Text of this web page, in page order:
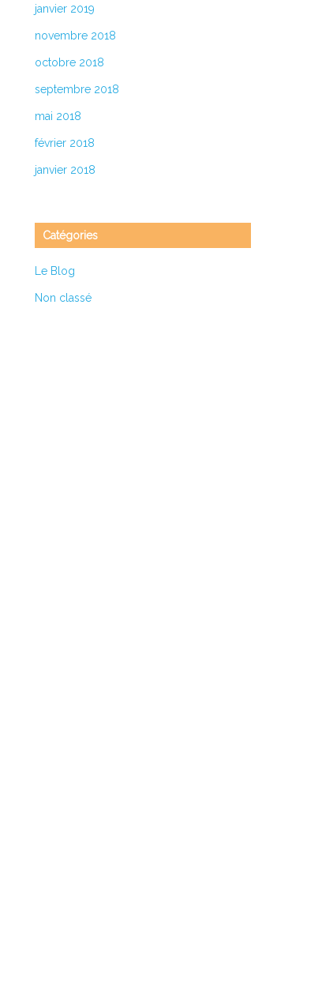
janvier 2019
novembre 2018
octobre 2018
septembre 2018
mai 2018
février 2018
janvier 2018
Catégories
Le Blog
Non classé